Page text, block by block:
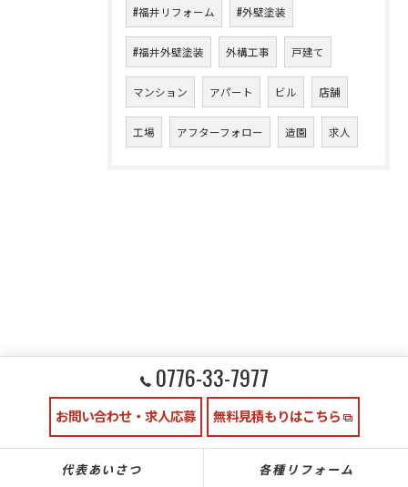
#福井リフォーム #外壁塗装
#福井外壁塗装 外構工事 戸建て
マンション アパート ビル 店舗
工場 アフターフォロー 造園 求人
0776-33-7977
お問い合わせ・求人応募 無料見積もりはこちら
代表あいさつ 各種リフォーム